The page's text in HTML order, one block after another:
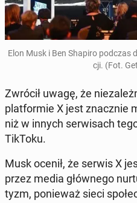
Elon Musk i Ben Shapiro
cji. (Fot.
Zwrócił uwagę, że
plat­for­mie X jest znacz­nie
niż w innych ser­wi­sach
TikToku.
Musk ocenił, że serwis X
przez media głów­ne­go
tyzm, po­nie­waż sieci